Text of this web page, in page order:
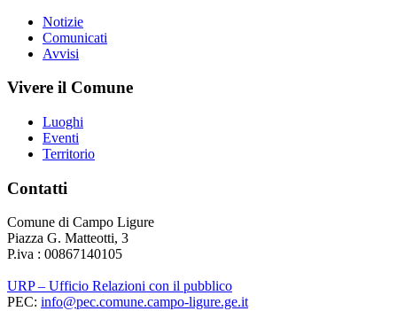
Notizie
Comunicati
Avvisi
Vivere il Comune
Luoghi
Eventi
Territorio
Contatti
Comune di Campo Ligure
Piazza G. Matteotti, 3
P.iva : 00867140105
URP – Ufficio Relazioni con il pubblico
PEC: info@pec.comune.campo-ligure.ge.it